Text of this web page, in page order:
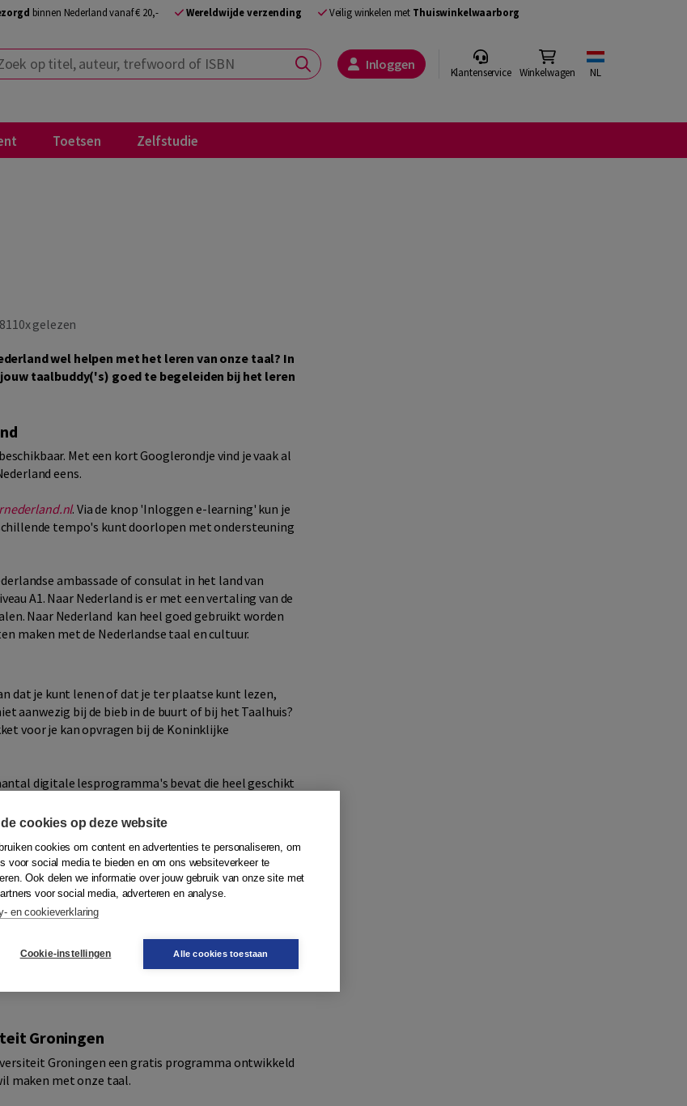
binnen Nederland vanaf € 20,- Wereldwijde verzending Veilig winkelen met Thuiswinkelwaarborg
op titel, auteur, trefwoord of ISBN Inloggen Klantenservice Winkelwagen NL
Toetsen Zelfstudie
gelezen
wel helpen met het leren van onze taal? In
taalbuddy('s) goed te begeleiden bij het leren
Met een kort Googlerondje vind je vaak al
eens.
. Via de knop 'Inloggen e-learning' kun je
tempo's kunt doorlopen met ondersteuning
ambassade of consulat in het land van
A1. Naar Nederland is er met een vertaling van de
Naar Nederland kan heel goed gebruikt worden
maken met de Nederlandse taal en cultuur.
dat je kunt lenen of dat je ter plaatse kunt lezen,
aanwezig bij de bieb in de buurt of bij het Taalhuis?
voor je kan opvragen bij de Koninklijke
digitale lesprogramma's bevat die heel geschikt
gaan doen.
gratis, online taalcursussen aan. Een paar van die
deTU Delft een paar keer per jaar een MOOC
leren. Tijdens deze MOOC leren anderstaligen hoe
van de cursus is de cursist 'goed onderweg
en sluit aan opNederlands voor anderstaligen
Groningen
Groningen een gratis programma ontwikkeld
maken met onze taal.
cookies op deze website
cookies om content en advertenties te personaliseren, om
voor social media te bieden en om ons websiteverkeer te
Ook delen we informatie over jouw gebruik van onze site met
voor social media, adverteren en analyse.
en cookieverklaring
Cookie-instellingen Alle cookies toestaan